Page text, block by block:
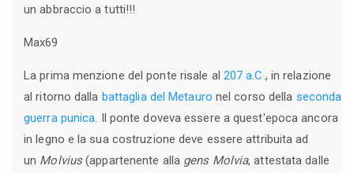
un abbraccio a tutti!!!
Max69
La prima menzione del ponte risale al 207 a.C. , in relazione
al ritorno dalla battaglia del Metauro nel corso della seconda
guerra punica . Il ponte doveva essere a quest'epoca ancora
in legno e la sua costruzione deve essere attribuita ad
un Molvius(appartenente alla gens Molvia, attestata dalle